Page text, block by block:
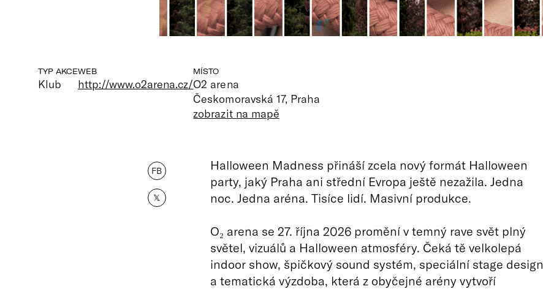
TYP AKCE
Klub
WEB
http://www.o2arena.cz/
MÍSTO
O2 arena
Českomoravská 17, Praha
zobrazit na mapě
FB
𝕏
Halloween Madness přináší zcela nový formát Halloween
party, jaký Praha ani střední Evropa ještě nezažila. Jedna
noc. Jedna aréna. Tisíce lidí. Masivní produkce.
O₂ arena se 27. října 2026 promění v temný rave svět plný
světel, vizuálů a Halloween atmosféry. Čeká tě velkolepá
indoor show, špičkový sound systém, speciální stage design
a tematická výzdoba, která z obyčejné arény vytvoří